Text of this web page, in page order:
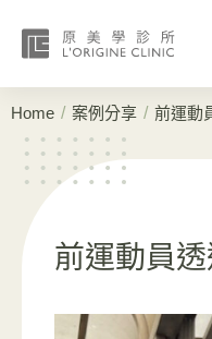
Home / 案例分享 / 前運動
前運動員